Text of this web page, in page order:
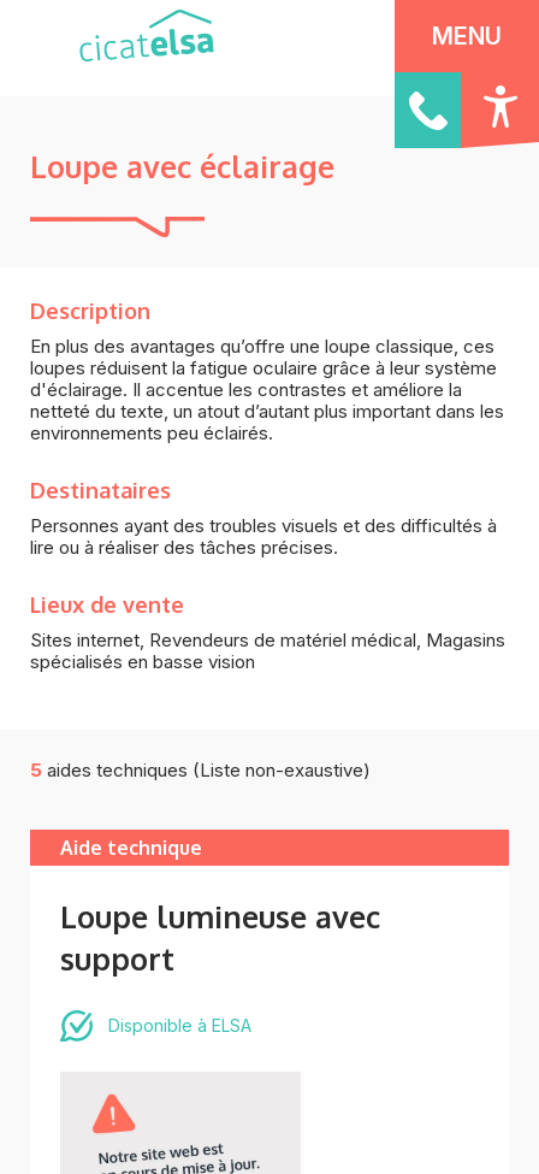
Panneau de gestion des cookies
MENU
Loupe avec éclairage
Description
En plus des avantages qu’offre une loupe classique, ces
loupes réduisent la fatigue oculaire grâce à leur système
d'éclairage. Il accentue les contrastes et améliore la
netteté du texte, un atout d’autant plus important dans les
environnements peu éclairés.
Destinataires
Personnes ayant des troubles visuels et des difficultés à
lire ou à réaliser des tâches précises.
Lieux de vente
Sites internet, Revendeurs de matériel médical, Magasins
spécialisés en basse vision
5 aides techniques (Liste non-exaustive)
Aide technique
Loupe lumineuse avec
support
Disponible à ELSA